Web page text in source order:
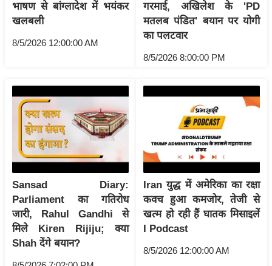
ने
मं
रि
ले
शि
प
रा
ज
नी
ति
वि
भाषण से बांग्लादेश में भयंकर
खलबली
8/5/2026 12:00:00 AM
गरमाई, अखिलेश के 'PD
मतलब पंडित' बयान पर योगी
का पलटवार
8/5/2026 8:00:00 PM
Sansad Diary:
Parliament का गतिरोध
जारी, Rahul Gandhi से
मिले Kiren Rijiju; क्या
Shah देंगे बयान?
Iran युद्ध में अमेरिका का रक्षा
कवच हुआ कमजोर, तेजी से
खत्म हो रही हैं घातक मिसाइलें
I Podcast
8/5/2026 12:00:00 AM